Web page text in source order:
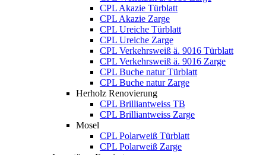
CPL Akazie Türblatt
CPL Akazie Zarge
CPL Ureiche Türblatt
CPL Ureiche Zarge
CPL Verkehrsweiß ä. 9016 Türblatt
CPL Verkehrsweiß ä. 9016 Zarge
CPL Buche natur Türblatt
CPL Buche natur Zarge
Herholz Renovierung
CPL Brilliantweiss TB
CPL Brilliantweiss Zarge
Mosel
CPL Polarweiß Türblatt
CPL Polarweiß Zarge